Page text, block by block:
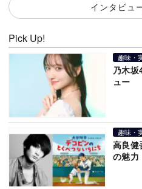
インタビュ
Pick Up!
趣味・
乃木
ュー
趣味・
高良健
の魅力